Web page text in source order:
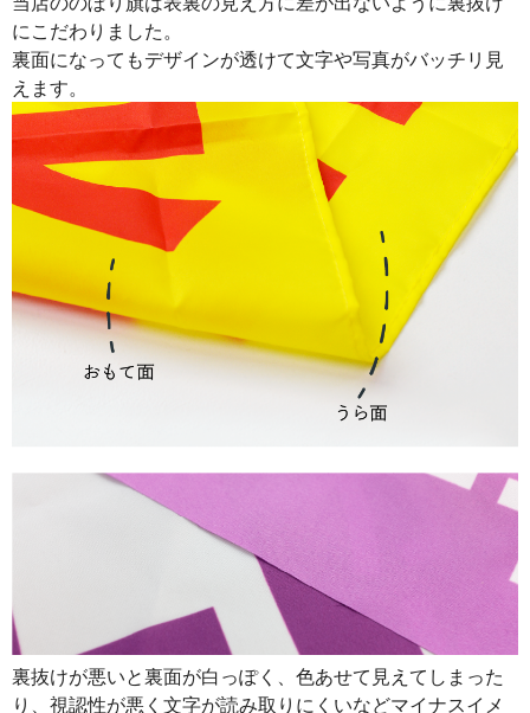
31
32 899 28768
33 897 29601
34 895
893
32040
32856
38 887 33706
885 34515
35320
876
38456
874 39330
46 873
40158
にこだわりました。
裏面になってもデザインが透けて文字や写真がバッチリ見
えます。
裏抜けが悪いと裏面が白っぽく、色あせて見えてしまった
り、視認性が悪く文字が読み取りにくいなどマイナスイメ